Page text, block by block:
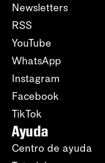
Newsletters
RSS
YouTube
WhatsApp
Instagram
Facebook
TikTok
Ayuda
Centro de ayuda